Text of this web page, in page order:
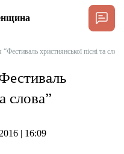
християнської пісні та
слова”
| 16:09